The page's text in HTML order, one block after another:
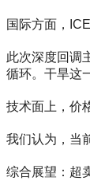
国际方面，
此次深度回调
循环。干旱这
技术面上，价
我们认为，当
综合展望：超